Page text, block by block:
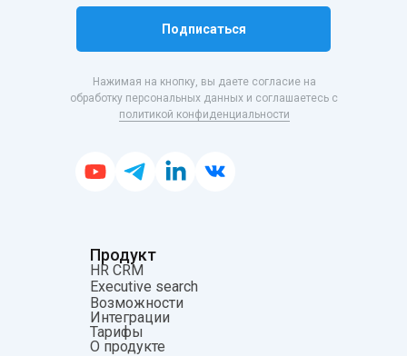
Подписаться
Нажимая на кнопку, вы даете согласие на
обработку персональных данных и соглашаетесь с
политикой конфиденциальности
Продукт
HR CRM
Executive search
Возможности
Интеграции
Тарифы
О продукте